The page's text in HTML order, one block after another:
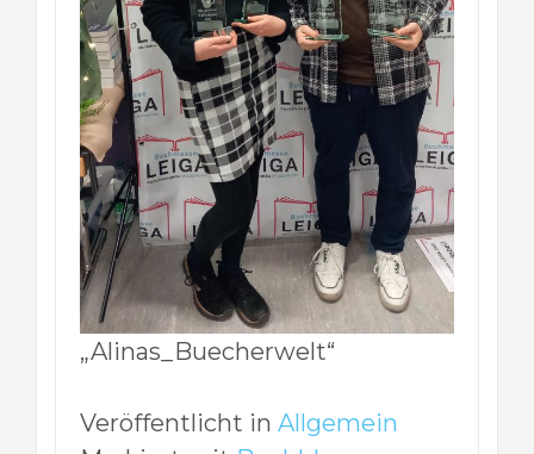
„Alinas_Buecherwelt“
Veröffentlicht in Allgemein